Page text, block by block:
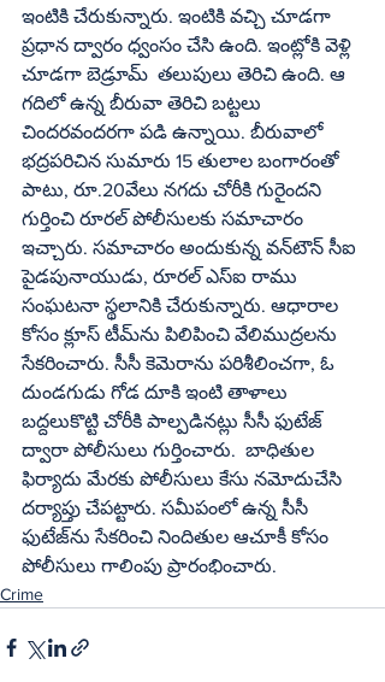
ఇంటికి చేరుకున్నారు. ఇంటికి వచ్చి చూడగా
ప్రధాన ద్వారం ధ్వంసం చేసి ఉంది. ఇంట్లోకి వెళ్లి
చూడగా బెడ్రూమ్‌  తలుపులు తెరిచి ఉంది. ఆ
గదిలో ఉన్న బీరువా తెరిచి బట్టలు
చిందరవందరగా పడి ఉన్నాయి. బీరువాలో
భద్రపరిచిన సుమారు 15 తులాల బంగారంతో
పాటు, రూ.20వేలు నగదు చోరీకి గురైందని
గుర్తించి రూరల్‌ పోలీసులకు సమాచారం
ఇచ్చారు. సమాచారం అందుకున్న వన్‌టౌన్‌ సీఐ
పైడపునాయుడు, రూరల్‌ ఎస్‌ఐ రాము
సంఘటనా స్థలానికి చేరుకున్నారు. ఆధారాల
కోసం క్లూస్‌ టీమ్‌ను పిలిపించి వేలిముద్రలను
సేకరించారు. సీసీ కెమెరాను పరిశీలించగా, ఓ
దుండగుడు గోడ దూకి ఇంటి తాళాలు
బద్దలుకొట్టి చోరీకి పాల్పడినట్లు సీసీ ఫుటేజ్‌
ద్వారా పోలీసులు గుర్తించారు.  బాధితుల
ఫిర్యాదు మేరకు పోలీసులు కేసు నమోదుచేసి
దర్యాప్తు చేపట్టారు. సమీపంలో ఉన్న సీసీ
ఫుటేజ్‌ను సేకరించి నిందితుల ఆచూకీ కోసం
పోలీసులు గాలింపు ప్రారంభించారు.
Crime